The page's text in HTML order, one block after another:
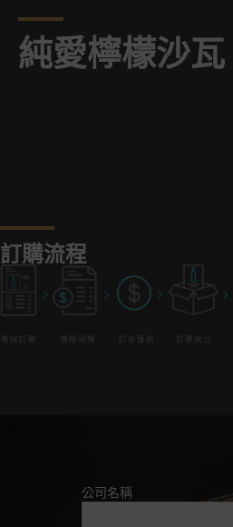
純愛檸檬沙瓦
訂購流程
公司名稱